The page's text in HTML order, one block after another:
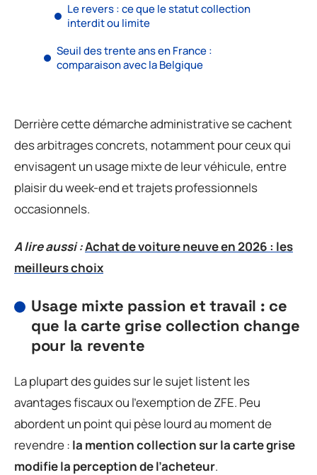
Le revers : ce que le statut collection
interdit ou limite
Seuil des trente ans en France :
comparaison avec la Belgique
Derrière cette démarche administrative se cachent
des arbitrages concrets, notamment pour ceux qui
envisagent un usage mixte de leur véhicule, entre
plaisir du week-end et trajets professionnels
occasionnels.
A lire aussi :Achat de voiture neuve en 2026 : les
meilleurs choix
Usage mixte passion et travail : ce
que la carte grise collection change
pour la revente
La plupart des guides sur le sujet listent les
avantages fiscaux ou l’exemption de ZFE. Peu
abordent un point qui pèse lourd au moment de
revendre : la mention collection sur la carte grise
modifie la perception de l’acheteur.